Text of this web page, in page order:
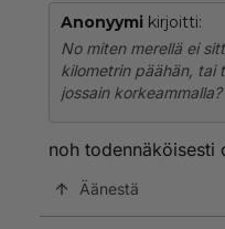
Anonyymi kirjoitti:
No miten merellä ei
kilometrin päähän, tai
jossain korkeammalla?
noh todennäköisesti
Äänestä